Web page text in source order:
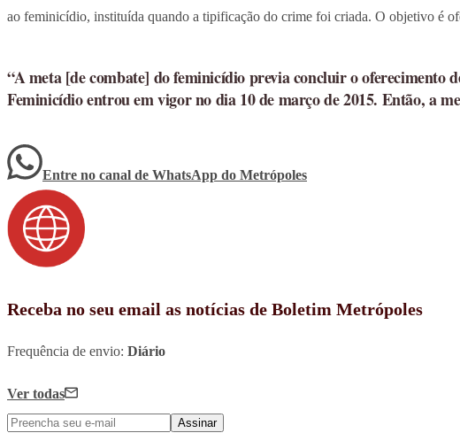
ao feminicídio, instituída quando a tipificação do crime foi criada. O objetivo é
“A meta [de combate] do feminicídio previa concluir o oferecimento
Feminicídio entrou em vigor no dia 10 de março de 2015. Então, a
Entre no canal de WhatsApp do Metrópoles
Receba no seu email as notícias de Boletim Metrópoles
Frequência de envio: Diário
Ver todas
Assinar